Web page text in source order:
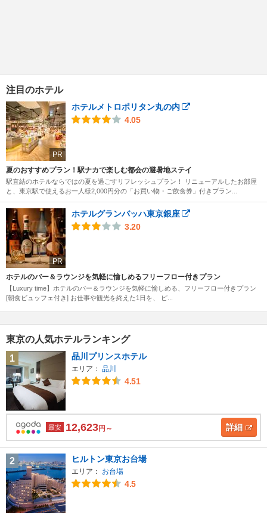
注目のホテル
PR
ホテルメトロポリタン丸の内
4.05
夏のおすすめプラン！駅ナカで楽しむ都会の避暑地ステイ
駅直結のホテルならではの夏を過ごすリフレッシュプラン！ リニューアルしたお部屋
と、東京駅で使えるお一人様2,000円分の「お買い物・ご飲食券」付きプラン...
PR
ホテルグランバッハ東京銀座
3.20
ホテルのバー＆ラウンジを気軽に愉しめるフリーフロー付きプラン
【Luxury time】ホテルのバー＆ラウンジを気軽に愉しめる、フリーフロー付きプラン
[朝食ビュッフェ付き] お仕事や観光を終えた1日を、 ピ...
東京の人気ホテルランキング
1
品川プリンスホテル
エリア： 品川
4.51
最安 12,623円～ 詳細
2 ヒルトン東京お台場
エリア： お台場
4.5